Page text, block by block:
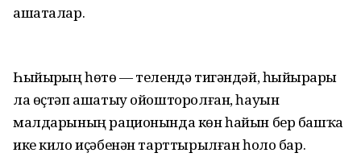
ашаталар.
Һыйырҙың һөтө — телендә тигәндәй, һыйырҙарҙы
ла өҫтәп ашатыу ойошторолған, һауын
малдарының рационында көн һайын бер башҡа
ике кило иҫәбенән тарттырылған һоло бар.